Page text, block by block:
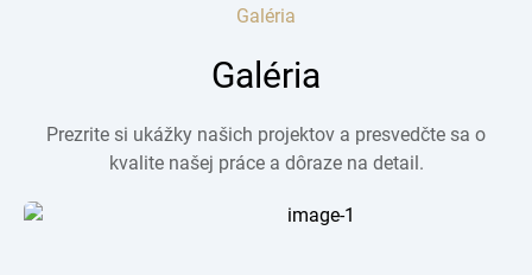
Galéria
Galéria
Prezrite si ukážky našich projektov a presvedčte sa o
kvalite našej práce a dôraze na detail.